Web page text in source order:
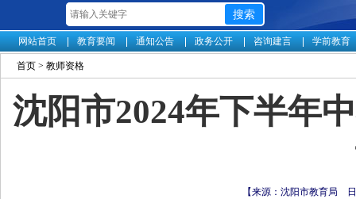
网站首页 教育要闻 通知公告 政务公开 咨询建言 学前教育
首页 > 教师资格
沈阳市2024年下半年
【来源：沈阳市教育局